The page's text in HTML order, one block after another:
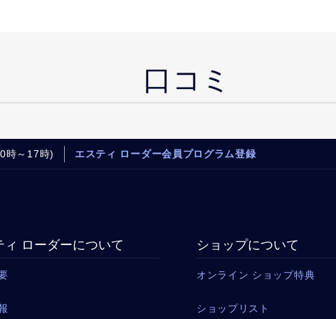
口コミ
時～17時) エスティ ローダー会員プログラム登録
ィ ローダーについて ショップについて
オンライン ショップ特典
ショップリスト